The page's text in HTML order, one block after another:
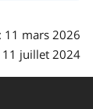
11 mars 2026
11 juillet 2024